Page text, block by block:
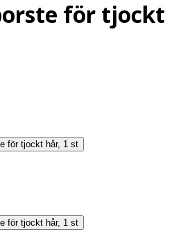
för tjockt
för tjockt hår, 1 st
för tjockt hår, 1 st